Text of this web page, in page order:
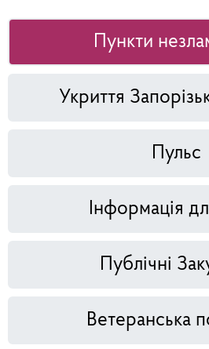
Пункти
Укриття
Пульс
Інформація
Публічні
Ветеранська